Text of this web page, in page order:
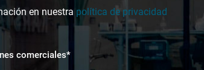
en nuestra política de privacidad
comerciales*